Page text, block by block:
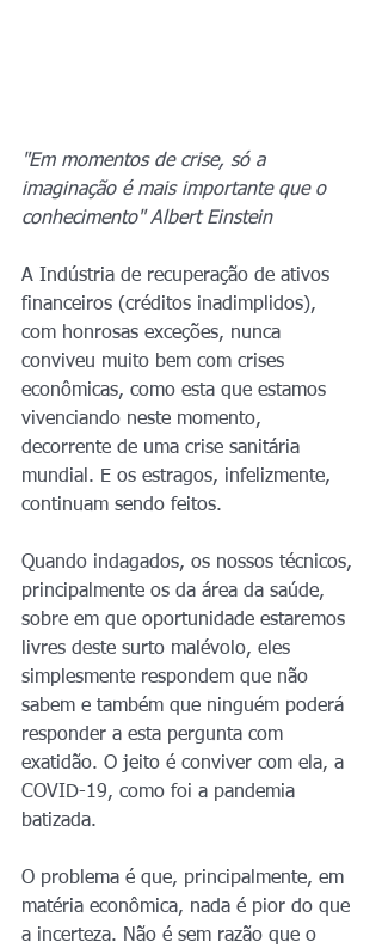
"Em momentos de crise, só a
imaginação é mais importante que o
conhecimento" Albert Einstein
A Indústria de recuperação de ativos
financeiros (créditos inadimplidos),
com honrosas exceções, nunca
conviveu muito bem com crises
econômicas, como esta que estamos
vivenciando neste momento,
decorrente de uma crise sanitária
mundial. E os estragos, infelizmente,
continuam sendo feitos.
Quando indagados, os nossos técnicos,
principalmente os da área da saúde,
sobre em que oportunidade estaremos
livres deste surto malévolo, eles
simplesmente respondem que não
sabem e também que ninguém poderá
responder a esta pergunta com
exatidão. O jeito é conviver com ela, a
COVID-19, como foi a pandemia
batizada.
O problema é que, principalmente, em
matéria econômica, nada é pior do que
a incerteza. Não é sem razão que o